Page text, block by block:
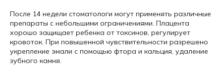
После 14 недели стоматологи могут применять различные
препараты с небольшими ограничениями. Плацента
хорошо защищает ребенка от токсинов, регулирует
кровоток. При повышенной чувствительности разрешено
укрепление эмали с помощью фтора и кальция, удаление
зубного камня.